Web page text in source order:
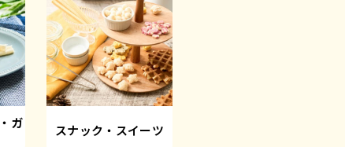
ガ
スナック・スイーツ